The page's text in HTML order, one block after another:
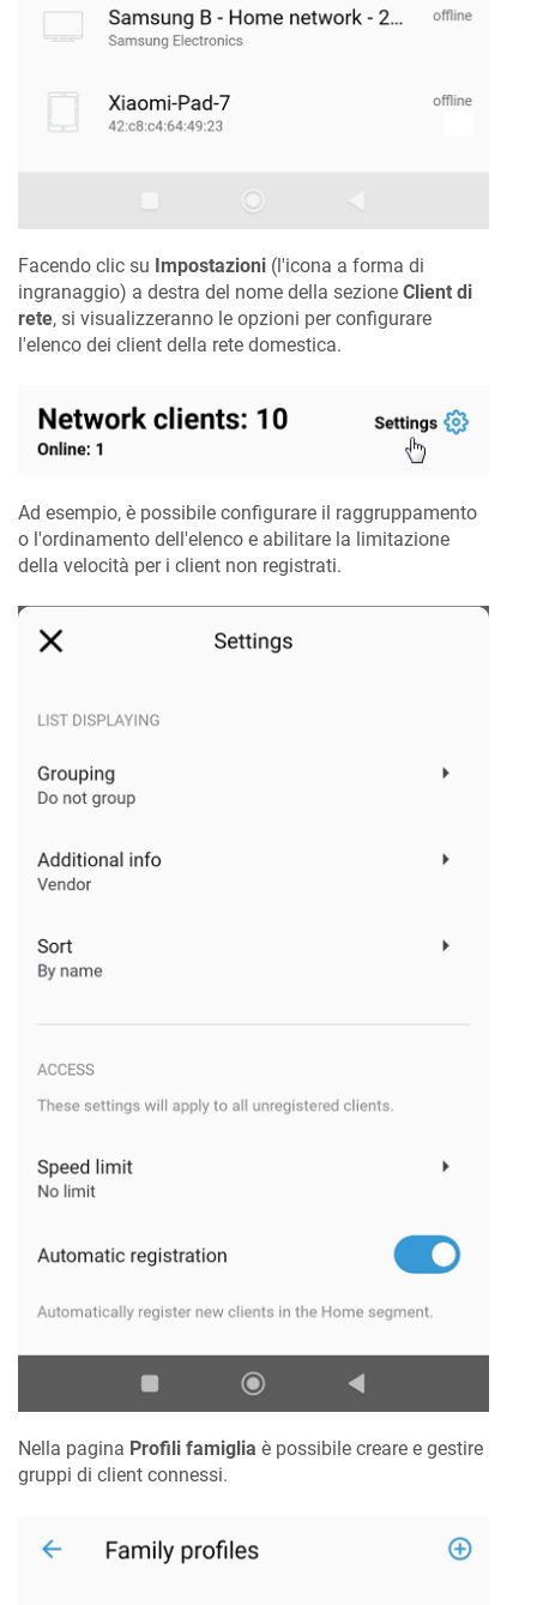
Facendo clic su Impostazioni (l'icona a forma di
ingranaggio) a destra del nome della sezione Client di
rete, si visualizzeranno le opzioni per configurare
l'elenco dei client della rete domestica.
Ad esempio, è possibile configurare il raggruppamento
o l'ordinamento dell'elenco e abilitare la limitazione
della velocità per i client non registrati.
Nella pagina Profili famiglia è possibile creare e gestire
gruppi di client connessi.